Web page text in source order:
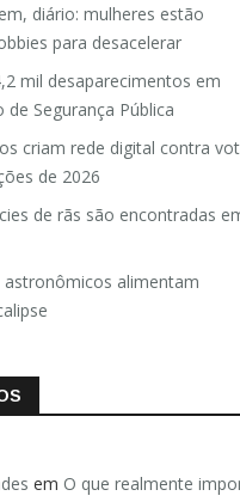
diário: mulheres estão
para desacelerar
mil desaparecimentos em
de Segurança Pública
criam rede digital contra
de 2026
de rãs são encontradas
alimentam
em O que realmente